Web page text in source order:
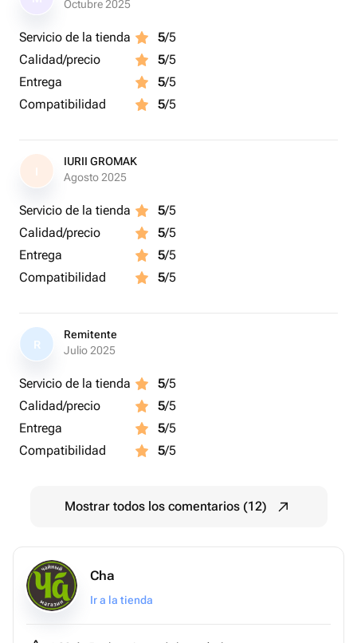
Octubre 2025
Servicio de la tienda 5/5
Calidad/precio
5/5
Entrega
5/5
Compatibilidad
5/5
I
IURII GROMAK
Agosto 2025
Servicio de la tienda 5/5
Calidad/precio
5/5
Entrega
5/5
Compatibilidad
5/5
R
Remitente
Julio 2025
Servicio de la tienda 5/5
Calidad/precio
5/5
Entrega
5/5
Compatibilidad
5/5
Mostrar todos los comentarios (12)
Cha
Ir a la tienda